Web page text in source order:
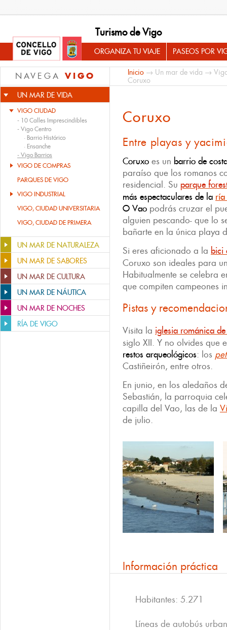
Turismo de Vigo
ORGANIZA TU VIAJE PASEOS POR
NAVEGA VIGO
UN MAR DE VIDA
VIGO CIUDAD
- 10 Calles Imprescindibles
- Vigo Centro
· Barrio Histórico
· Ensanche
- Vigo Barrios
VIGO DE COMPRAS
PARQUES DE VIGO
VIGO INDUSTRIAL
VIGO, CIUDAD UNIVERSITARIA
VIGO, CIUDAD DE PRIMERA
UN MAR DE NATURALEZA
UN MAR DE SABORES
UN MAR DE CULTURA
UN MAR DE NÁUTICA
UN MAR DE NOCHES
RÍA DE VIGO
Inicio → Un mar de vida →
Coruxo
Coruxo
Entre playas y
Coruxo es un barrio de
paraíso que los romanos
residencial. Su parque
más espectaculares de la ría
O Vao podrás cruzar el
alguien pescando- que lo
bañarte en la única playa
Si eres aficionado a la bici
Coruxo son ideales para
Habitualmente se celebra
que compiten campeones
Pistas y
Visita la iglesia románica
siglo XII. Y no olvides que
restos arqueológicos: los
Castiñeirón, entre otros.
En junio, en los aledaños
Sebastián, la parroquia
capilla del Vao, las de la
de julio.
Información práctica
Habitantes: 5.271
Líneas de autobús